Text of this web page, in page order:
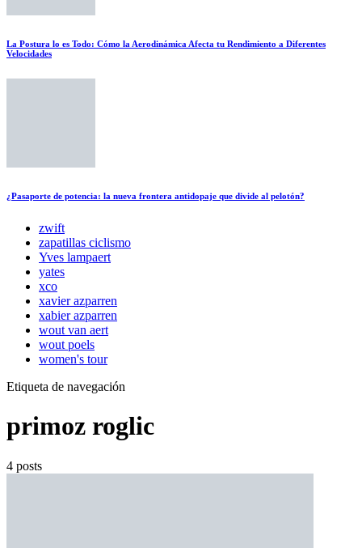
La Postura lo es Todo: Cómo la Aerodinámica Afecta tu Rendimiento a Diferentes
Velocidades
¿Pasaporte de potencia: la nueva frontera antidopaje que divide al pelotón?
zwift
zapatillas ciclismo
Yves lampaert
yates
xco
xavier azparren
xabier azparren
wout van aert
wout poels
women's tour
Etiqueta de navegación
primoz roglic
4 posts